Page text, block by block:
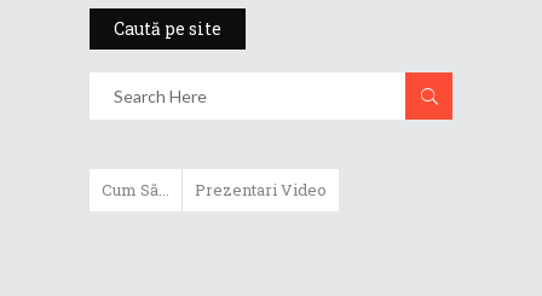
Caută pe site
Cum Să... Prezentari Video